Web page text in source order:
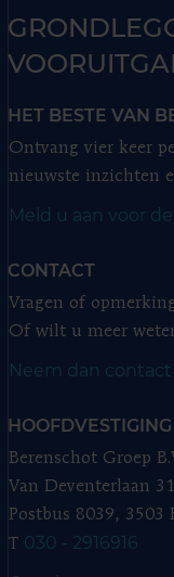
HET BESTE VAN
Ontvang vier keer
nieuwste inzichten
Meld u aan voor
CONTACT
Vragen of
Of wilt u meer
Neem dan
HOOFDVESTIGING
Berenschot Groep
Van Deventerlaan
Postbus 8039, 3503
T 030 - 2916916